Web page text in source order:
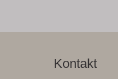
Kontakt